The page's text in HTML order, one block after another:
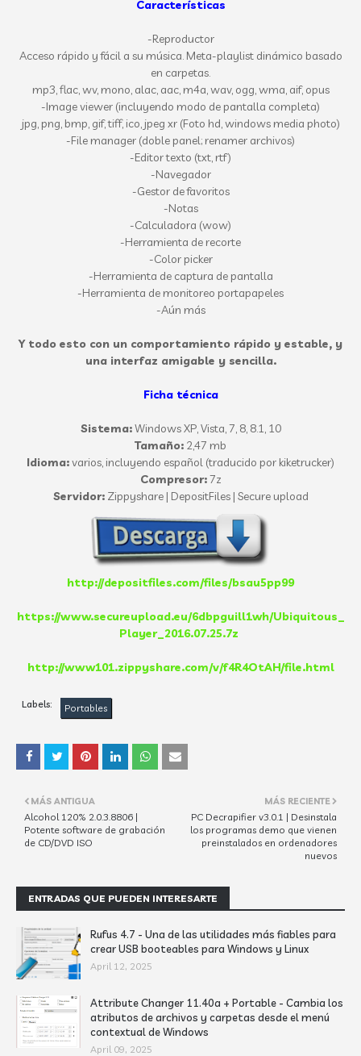
Características
-Reproductor
Acceso rápido y fácil a su música. Meta-playlist dinámico basado
en carpetas.
mp3, flac, wv, mono, alac, aac, m4a, wav, ogg, wma, aif, opus
-Image viewer (incluyendo modo de pantalla completa)
jpg, png, bmp, gif, tiff, ico, jpeg xr (Foto hd, windows media photo)
-File manager (doble panel; renamer archivos)
-Editor texto (txt, rtf)
-Navegador
-Gestor de favoritos
-Notas
-Calculadora (wow)
-Herramienta de recorte
-Color picker
-Herramienta de captura de pantalla
-Herramienta de monitoreo portapapeles
-Aún más
Y todo esto con un comportamiento rápido y estable, y
una interfaz amigable y sencilla.
Ficha técnica
Sistema:Windows XP, Vista, 7, 8, 8.1, 10
Tamaño: 2,47 mb
Idioma:varios, incluyendo español (traducido por kiketrucker)
Compresor:7z
Servidor:Zippyshare | DepositFiles | Secure upload
http://depositfiles.com/files/bsau5pp99
https://www.secureupload.eu/6dbpguill1wh/Ubiquitous_
Player_2016.07.25.7z
http://www101.zippyshare.com/v/f4R4OtAH/file.html
Labels: Portables
MÁS RECIENTE
PC Decrapifier v3.0.1 | Desinstala
los programas demo que vienen
preinstalados en ordenadores
nuevos
MÁS ANTIGUA
Alcohol 120% 2.0.3.8806 |
Potente software de grabación
de CD/DVD ISO
ENTRADAS QUE PUEDEN INTERESARTE
Rufus 4.7 - Una de las utilidades más fiables para
crear USB booteables para Windows y Linux
April 12, 2025
Attribute Changer 11.40a + Portable - Cambia los
atributos de archivos y carpetas desde el menú
contextual de Windows
April 09, 2025